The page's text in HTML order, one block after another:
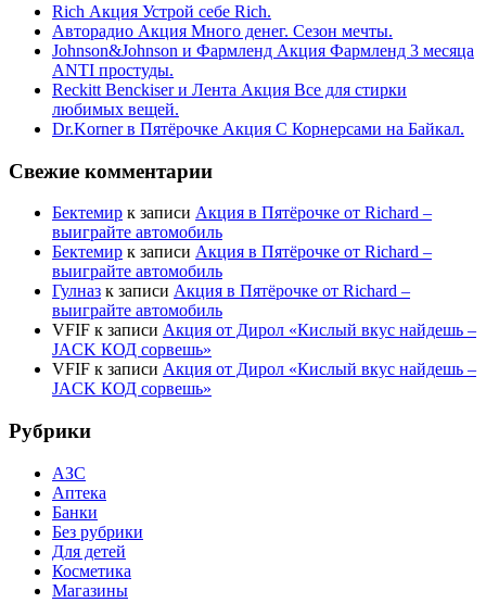
Rich Акция Устрой себе Rich.
Авторадио Акция Много денег. Сезон мечты.
Johnson&Johnson и Фармленд Акция Фармленд 3 месяца
ANTI простуды.
Reckitt Benckiser и Лента Акция Все для стирки
любимых вещей.
Dr.Korner в Пятёрочке Акция С Корнерсами на Байкал.
Свежие комментарии
Бектемир к записи Акция в Пятёрочке от Richard –
выиграйте автомобиль
Бектемир к записи Акция в Пятёрочке от Richard –
выиграйте автомобиль
Гулназ к записи Акция в Пятёрочке от Richard –
выиграйте автомобиль
VFIF к записи Акция от Дирол «Кислый вкус найдешь –
JACK КОД сорвешь»
VFIF к записи Акция от Дирол «Кислый вкус найдешь –
JACK КОД сорвешь»
Рубрики
АЗС
Аптека
Банки
Без рубрики
Для детей
Косметика
Магазины